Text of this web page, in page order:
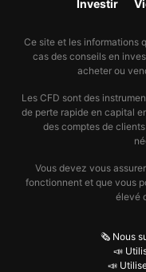
Investir
Ce site et les informations
cas des conseils en
acheter ou
Les CFD sont des
de perte rapide en capital
des comptes de
Vous devez vous
fonctionnent et que vous
élevé
🗞️ Nous
📣
📣